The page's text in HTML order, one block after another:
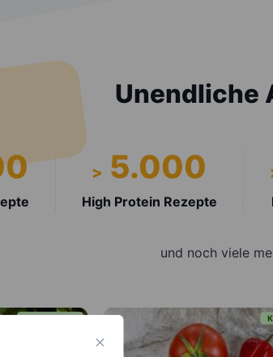
Unendliche
> 5.000
High Protein Rezepte
und noch viele
KOSTENLOS